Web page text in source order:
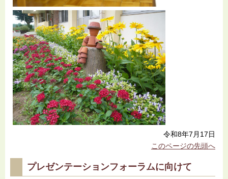
令和8年7月17日
このページの先頭へ
プレゼンテーションフォーラムに向けて